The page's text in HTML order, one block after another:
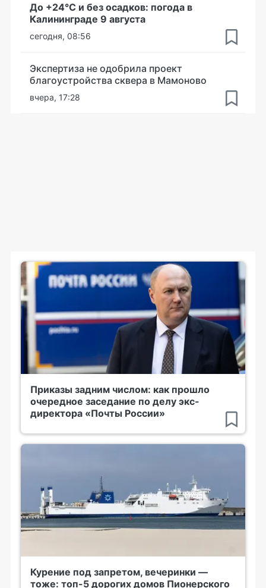
До +24°С и без осадков: погода в
Калининграде 9 августа
сегодня, 08:56
Экспертиза не одобрила проект
благоустройства сквера в Мамоново
вчера, 17:28
Приказы задним числом: как прошло
очередное заседание по делу экс-
директора «Почты России»
Курение под запретом, вечеринки —
тоже: топ-5 дорогих домов Пионерского